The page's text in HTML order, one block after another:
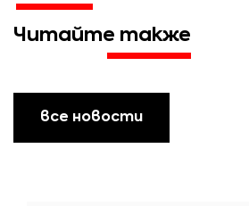
Читайте также
все новости